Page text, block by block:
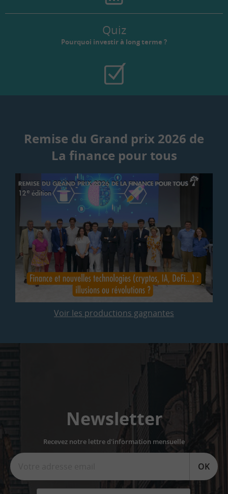
Quiz
Pourquoi investir à long terme ?
Remise du Grand prix 2026 de
La finance pour tous
Voir les productions gagnantes
Newsletter
Recevez notre lettre d'information mensuelle
OK